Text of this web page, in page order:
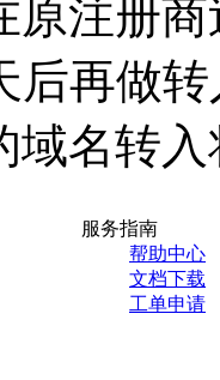
原注册
后再做
域名转
服务指南
帮助中心
文档下载
工单申请